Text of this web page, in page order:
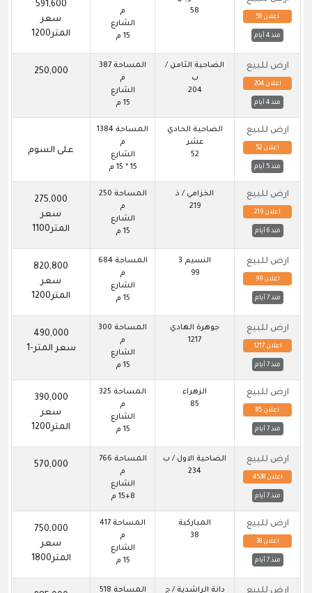
اعلان 58
منذ 4 أيام
58
م
الشارع
15 م
591,600
سعر
المتر1200
ارض للبيع
اعلان 204
منذ 4 أيام
الضاحية الثامن /
ب
204
المساحة 387
م
الشارع
15 م
250,000
ارض للبيع
اعلان 52
منذ 5 أيام
الضاحية الحادي
عشر
52
المساحة 1384
م
الشارع
15 * 15 م
على السوم
ارض للبيع
اعلان 219
منذ 6 أيام
الخزامي / ذ
219
المساحة 250
م
الشارع
15 م
275,000
سعر
المتر1100
ارض للبيع
اعلان 99
منذ 7 أيام
النسيم 3
99
المساحة 684
م
الشارع
15 م
820,800
سعر
المتر1200
ارض للبيع
اعلان 1217
منذ 7 أيام
جوهرة الهادي
1217
المساحة 300
م
الشارع
15 م
490,000
سعر المتر-1
ارض للبيع
اعلان 85
منذ 7 أيام
الزهراء
85
المساحة 325
م
الشارع
15 م
390,000
سعر
المتر1200
ارض للبيع
اعلان 4538
منذ 7 أيام
الضاحية الاول / ب
234
المساحة 766
م
الشارع
15+8 م
570,000
ارض للبيع
اعلان 38
منذ 7 أيام
المباركية
38
المساحة 417
م
الشارع
15 م
750,000
سعر
المتر1800
ارض للبيع
دانة الراشدية / ج
المساحة 518